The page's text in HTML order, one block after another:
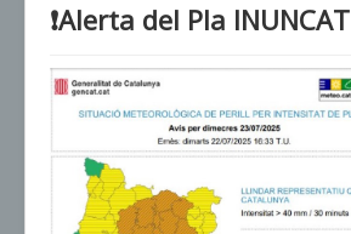
❗️Alerta del Pla INUNCAT